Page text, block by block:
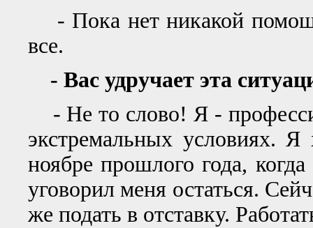
- Пока нет никакой
все.
- Вас удручает эта
- Не то слово! Я -
экстремальных условиях.
ноябре прошлого года,
уговорил меня остаться.
же подать в отставку.